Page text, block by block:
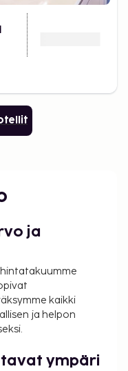
ja
kaikki
ja helpon
ympäri